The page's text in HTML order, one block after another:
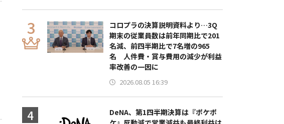
コロプラの決算説明資料より…3Q
期末の従業員数は前年同期比で201
名減、前四半期比で7名増の965
名 人件費・賞与費用の減少が利益
率改善の一因に
2026.08.05 16:39
DeNA、第1四半期決算は『ポケポ